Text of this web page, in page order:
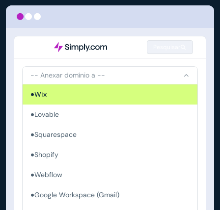
-- Anexar domínio a --
Wix
Lovable
Squarespace
Shopify
Webflow
Google Workspace (Gmail)